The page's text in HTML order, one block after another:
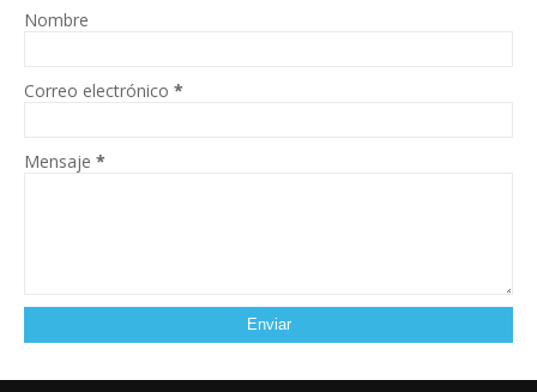
Nombre
Correo electrónico *
Mensaje *